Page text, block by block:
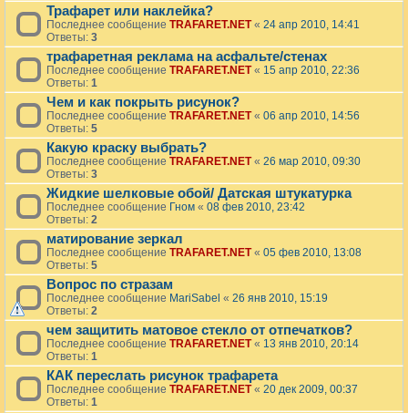
Трафарет или наклейка?
Последнее сообщение TRAFARET.NET« 24 апр 2010, 14:41
Ответы: 3
трафаретная реклама на асфальте/стенах
Последнее сообщение TRAFARET.NET« 15 апр 2010, 22:36
Ответы: 1
Чем и как покрыть рисунок?
Последнее сообщение TRAFARET.NET« 06 апр 2010, 14:56
Ответы: 5
Какую краску выбрать?
Последнее сообщение TRAFARET.NET« 26 мар 2010, 09:30
Ответы: 3
Жидкие шелковые обой/ Датская штукатурка
Последнее сообщение Гном « 08 фев 2010, 23:42
Ответы: 2
матирование зеркал
Последнее сообщение TRAFARET.NET« 05 фев 2010, 13:08
Ответы: 5
Вопрос по стразам
Последнее сообщение MariSabel « 26 янв 2010, 15:19
Ответы: 2
чем защитить матовое стекло от отпечатков?
Последнее сообщение TRAFARET.NET« 13 янв 2010, 20:14
Ответы: 1
КАК переслать рисунок трафарета
Последнее сообщение TRAFARET.NET« 20 дек 2009, 00:37
Ответы: 1